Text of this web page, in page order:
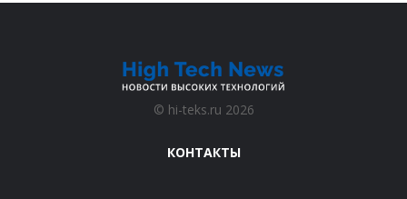
© hi-teks.ru 2026
КОНТАКТЫ